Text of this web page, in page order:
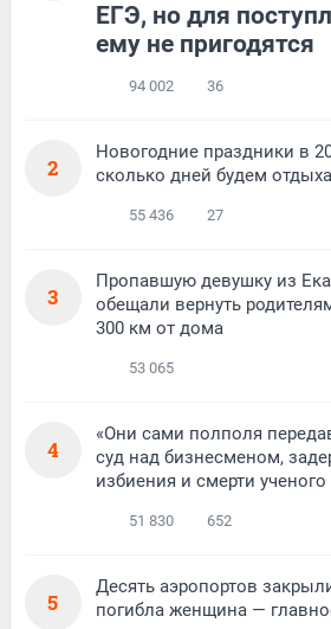
ЕГЭ, но для
ему не пригодятся
94 002 36
2
Новогодние праздники в
сколько дней будем
55 436 27
3
Пропавшую девушку из
обещали вернуть
300 км от дома
53 065
4
«Они сами полполя
суд над бизнесменом,
избиения и смерти ученого
51 830 652
5
Десять аэропортов
погибла женщина —